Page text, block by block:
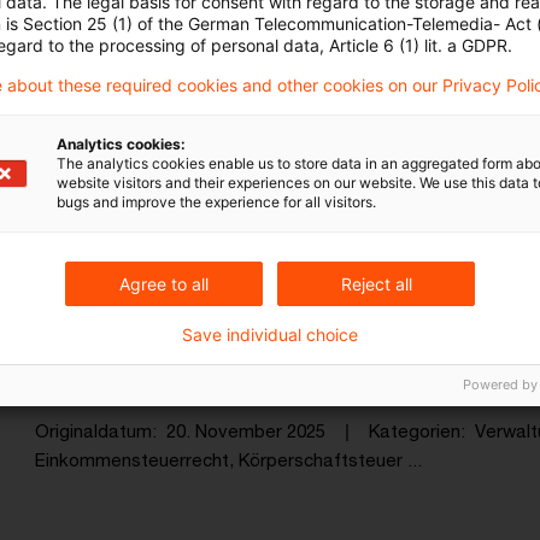
Ergebnisse gefunden
BMF: Steuerliche Anerkennung
Das Bundesministerium der Finanzen hat zur
für die Bewirtung von Personen aus
Betriebsausgaben Stellung genommen. Das
durch das aktuelle Schreiben ersetzt und ist für
Bewirtungen bis zum 31. Dezember 2024 weiter
Originaldatum 20. November 2025 Kategorien
Einkommensteuerrecht, Körperschaftsteuer ...
is Section 25 (1) of the German Telecommunication-Telemedia- Act
to the processing of personal data, Article 6 (1) lit. a GDPR.
about these required cookies and other cookies on our Privacy
Analytics cookies:
The analytics cookies enable us to store data in an aggregated form
website visitors and their experiences on our website. We use this data
bugs and improve the experience for all visitors.
Agree to all Reject all
Save individual choice
Powered by